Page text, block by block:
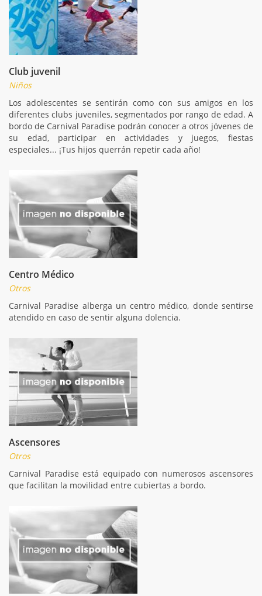
Club juvenil
Niños
Los adolescentes se sentirán como con sus amigos en los
diferentes clubs juveniles, segmentados por rango de edad. A
bordo de Carnival Paradise podrán conocer a otros jóvenes de
su edad, participar en actividades y juegos, fiestas
especiales... ¡Tus hijos querrán repetir cada año!
Centro Médico
Otros
Carnival Paradise alberga un centro médico, donde sentirse
atendido en caso de sentir alguna dolencia.
Ascensores
Otros
Carnival Paradise está equipado con numerosos ascensores
que facilitan la movilidad entre cubiertas a bordo.